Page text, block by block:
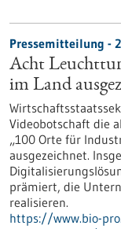
Pressemitteilung -
Acht
im Land
Videobotschaft die
„100 Orte für
ausgezeichnet.
prämiert, die
realisieren.
https://www.bio-